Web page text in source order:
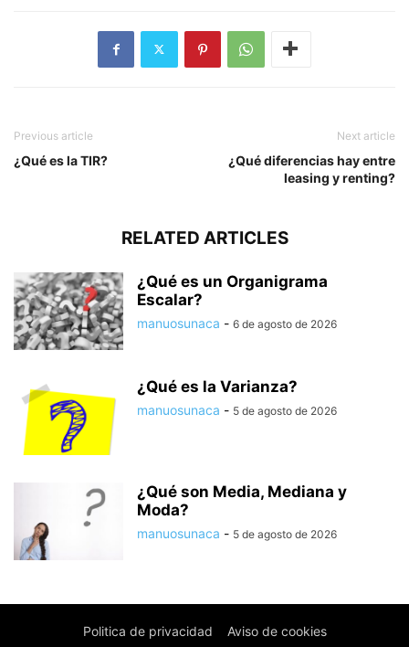
Previous article
¿Qué es la TIR?
Next article
¿Qué diferencias hay entre
leasing y renting?
RELATED ARTICLES
¿Qué es un Organigrama
Escalar?
manuosunaca - 6 de agosto de 2026
¿Qué es la Varianza?
manuosunaca - 5 de agosto de 2026
¿Qué son Media, Mediana y
Moda?
manuosunaca - 5 de agosto de 2026
Politica de privacidad Aviso de cookies